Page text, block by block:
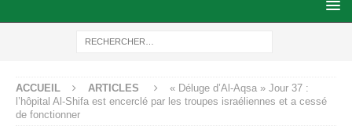
ACCUEIL ARTICLES
« Déluge d’Al-Aqsa » Jour 37 :
l’hôpital Al-Shifa est encerclé par les troupes israéliennes et a cessé
de fonctionner